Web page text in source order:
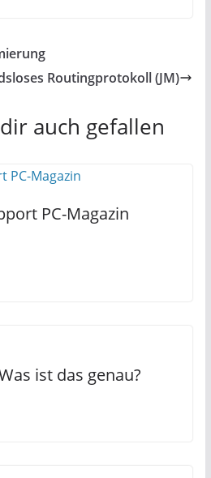
Routingprotokoll (JM)
auch gefallen
PC-Magazin
ist das genau?